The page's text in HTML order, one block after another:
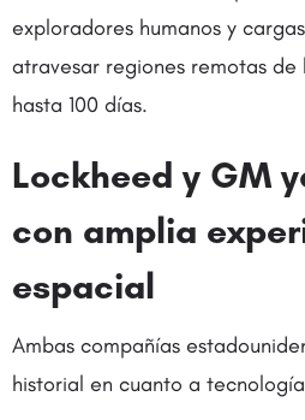
exploradores humanos y
atravesar regiones remotas de
hasta 100 días.
Lockheed y GM
con amplia
espacial
Ambas compañías
historial en cuanto a